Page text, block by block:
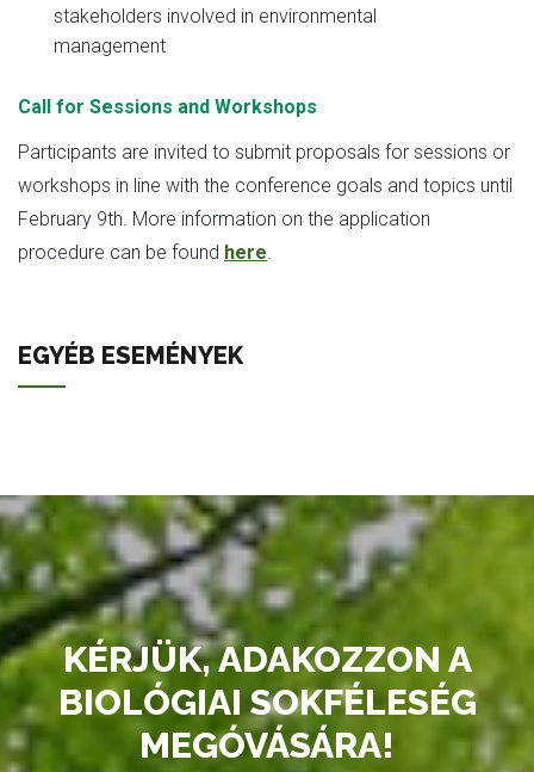
stakeholders involved in environmental
management
Call for Sessions and Workshops
Participants are invited to submit proposals for sessions or
workshops in line with the conference goals and topics until
February 9th. More information on the application
procedure can be found here.
EGYÉB ESEMÉNYEK
KÉRJÜK, ADAKOZZON A
BIOLÓGIAI SOKFÉLESÉG
MEGÓVÁSÁRA!